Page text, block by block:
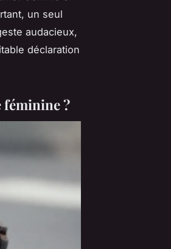
un seul
audacieux,
déclaration
?